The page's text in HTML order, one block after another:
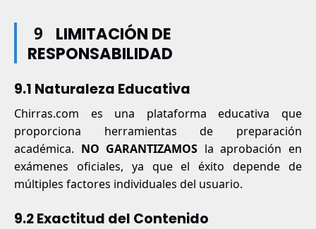
9
LIMITACIÓN DE
RESPONSABILIDAD
9.1 Naturaleza Educativa
Chirras.com es una plataforma educativa que
proporciona herramientas de preparación
académica. NO GARANTIZAMOS la aprobación en
exámenes oficiales, ya que el éxito depende de
múltiples factores individuales del usuario.
9.2 Exactitud del Contenido